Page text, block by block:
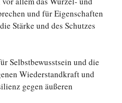
und für Eigenschaften
Stärke und des Schutzes
Selbstbewusstsein und die
Wiederstandkraft und
gegen äußeren